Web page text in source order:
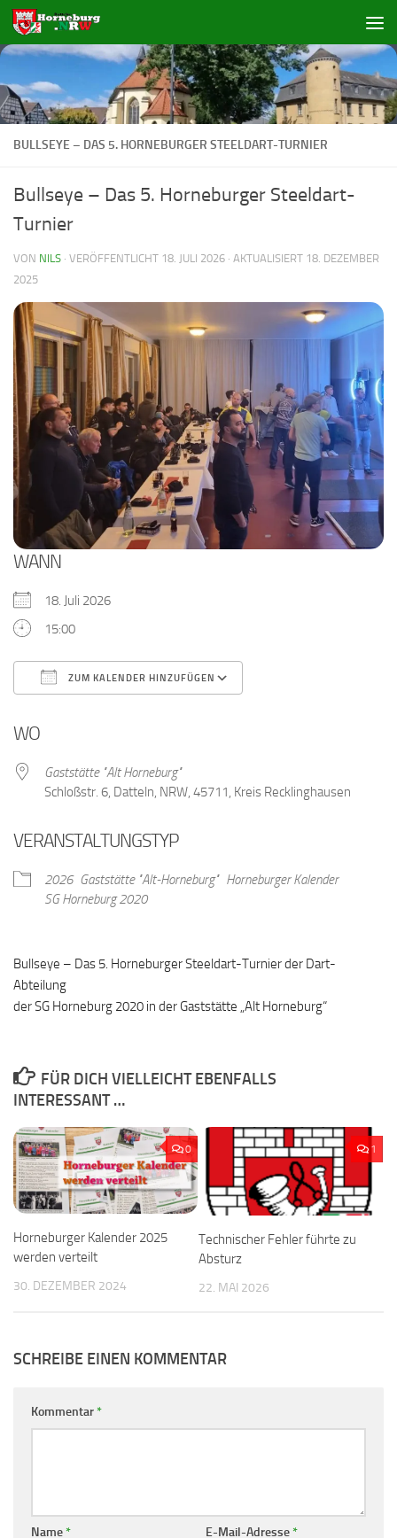
Zum Inhalt springen
BULLSEYE – DAS 5. HORNEBURGER STEELDART-TURNIER
Bullseye – Das 5. Horneburger Steeldart-
Turnier
VON NILS · VERÖFFENTLICHT 18. JULI 2026 · AKTUALISIERT 18. DEZEMBER
2025
WANN
18. Juli 2026
15:00
ZUM KALENDER HINZUFÜGEN
WO
Gaststätte "Alt Horneburg"
Schloßstr. 6, Datteln, NRW, 45711, Kreis Recklinghausen
VERANSTALTUNGSTYP
2026 Gaststätte "Alt-Horneburg" Horneburger Kalender
SG Horneburg 2020
Bullseye – Das 5. Horneburger Steeldart-Turnier der Dart-
Abteilung
der SG Horneburg 2020 in der Gaststätte „Alt Horneburg“
FÜR DICH VIELLEICHT EBENFALLS
INTERESSANT …
0
Horneburger Kalender 2025
werden verteilt
30. DEZEMBER 2024
1
Technischer Fehler führte zu
Absturz
22. MAI 2026
SCHREIBE EINEN KOMMENTAR
Kommentar*
Name* E-Mail-Adresse*